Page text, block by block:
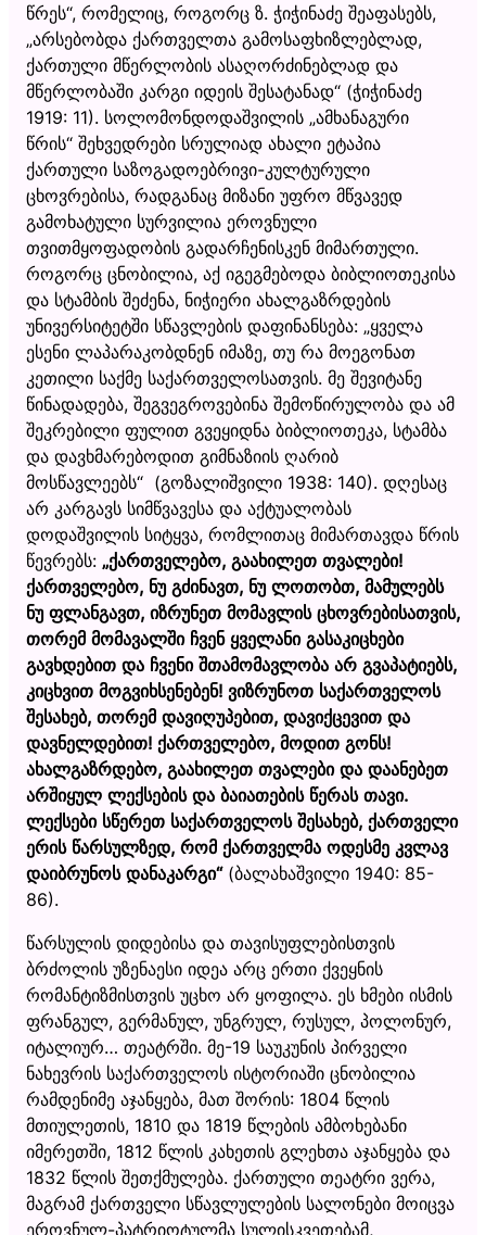
წრეს“, რომელიც, როგორც ზ. ჭიჭინაძე შეაფასებს,
„არსებობდა ქართველთა გამოსაფხიზლებლად,
ქართული მწერლობის ასაღორძინებლად და
მწერლობაში კარგი იდეის შესატანად“ (ჭიჭინაძე
1919: 11). სოლომონდოდაშვილის „ამხანაგური
წრის“ შეხვედრები სრულიად ახალი ეტაპია
ქართული საზოგადოებრივი-კულტურული
ცხოვრებისა, რადგანაც მიზანი უფრო მწვავედ
გამოხატული სურვილია ეროვნული
თვითმყოფადობის გადარჩენისკენ მიმართული.
როგორც ცნობილია, აქ იგეგმებოდა ბიბლიოთეკისა
და სტამბის შეძენა, ნიჭიერი ახალგაზრდების
უნივერსიტეტში სწავლების დაფინანსება: „ყველა
ესენი ლაპარაკობდნენ იმაზე, თუ რა მოეგონათ
კეთილი საქმე საქართველოსათვის. მე შევიტანე
წინადადება, შეგვეგროვებინა შემოწირულობა და ამ
შეკრებილი ფულით გვეყიდნა ბიბლიოთეკა, სტამბა
და დავხმარებოდით გიმნაზიის ღარიბ
მოსწავლეებს“ (გოზალიშვილი 1938: 140). დღესაც
არ კარგავს სიმწვავესა და აქტუალობას
დოდაშვილის სიტყვა, რომლითაც მიმართავდა წრის
წევრებს: „ქართველებო, გაახილეთ თვალები!
ქართველებო, ნუ გძინავთ, ნუ ლოთობთ, მამულებს
ნუ ფლანგავთ, იზრუნეთ მომავლის ცხოვრებისათვის,
თორემ მომავალში ჩვენ ყველანი გასაკიცხები
გავხდებით და ჩვენი შთამომავლობა არ გვაპატიებს,
კიცხვით მოგვიხსენებენ! ვიზრუნოთ საქართველოს
შესახებ, თორემ დავიღუპებით, დავიქცევით და
დავნელდებით! ქართველებო, მოდით გონს!
ახალგაზრდებო, გაახილეთ თვალები და დაანებეთ
არშიყულ ლექსების და ბაიათების წერას თავი.
ლექსები სწერეთ საქართველოს შესახებ, ქართველი
ერის წარსულზედ, რომ ქართველმა ოდესმე კვლავ
დაიბრუნოს დანაკარგი“ (ბალახაშვილი 1940: 85-
86).
წარსულის დიდებისა და თავისუფლებისთვის
ბრძოლის უზენაესი იდეა არც ერთი ქვეყნის
რომანტიზმისთვის უცხო არ ყოფილა. ეს ხმები ისმის
ფრანგულ, გერმანულ, უნგრულ, რუსულ, პოლონურ,
იტალიურ… თეატრში. მე-19 საუკუნის პირველი
ნახევრის საქართველოს ისტორიაში ცნობილია
რამდენიმე აჯანყება, მათ შორის: 1804 წლის
მთიულეთის, 1810 და 1819 წლების ამბოხებანი
იმერეთში, 1812 წლის კახეთის გლეხთა აჯანყება და
1832 წლის შეთქმულება. ქართული თეატრი ვერა,
მაგრამ ქართველი სწავლულების სალონები მოიცვა
ეროვნულ-პატრიოტულმა სულისკვეთებამ,